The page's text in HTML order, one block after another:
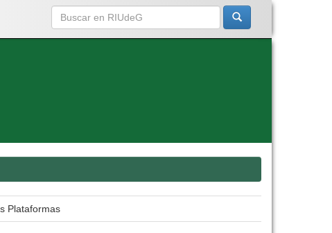
Plataformas